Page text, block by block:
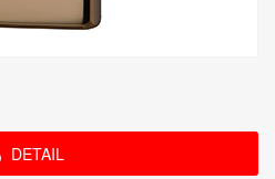
DETAIL